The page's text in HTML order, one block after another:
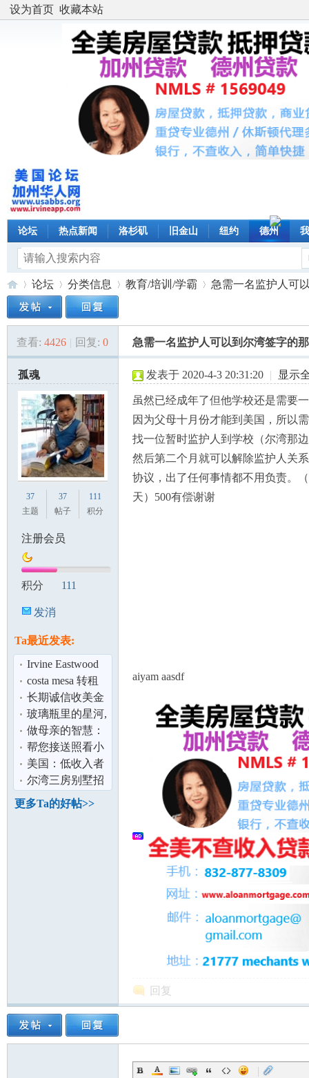
设为首页 收藏本站
论坛 热点新闻 洛杉矶 旧金山 纽约 德州
美
州
»
论坛
›
分类信息 教育/培训/学霸
›
急需一名监护人可
查看: 4426 | 回复: 0 急需一名监护人可以到尔湾签字的
孤魂
37
主题
37
帖子
111
积分
注册会员
积分 111
发消
Ta最近发表:
Irvine Eastwood
Village 独栋新房
分租 室
costa mesa 转租
长期诚信收美金
与人民币
玻璃瓶里的星河,
好美啊！
做母亲的智慧：
值得大家读一读
帮您接送照看小
朋友 yorbalinda
美国：低收入者
领取房租代金券
尔湾三房别墅招
租4/24/2021起
更多Ta的好帖>>
发表于 2020-4-3 20:31:20 | 显示
虽然已经成年了但他学校还是需要
因为父母十月份才能到美国，所以
找一位暂时监护人到学校（尔湾那
然后第二个月就可以解除监护人关
协议，出了任何事情都不用负责。
天）500有偿谢谢
aiyam aasdf
回复
|